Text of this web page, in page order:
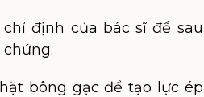
định của bác sĩ để sau
bông gạc để tạo lực ép